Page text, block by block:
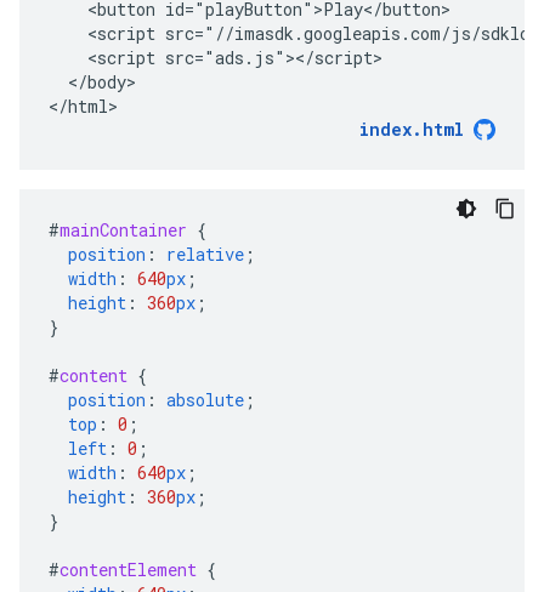
    <button id="playButton">Play</button>
<script src="//imasdk.googleapis.com/js/
    <script src="ads.js"></script>
  </body>
index.html
#mainContainer {
position : relative ;
width : 640px ;
height : 360px ;
}
#content {
position : absolute ;
top : 0 ;
left : 0 ;
width : 640px ;
height : 360px ;
}
#contentElement {